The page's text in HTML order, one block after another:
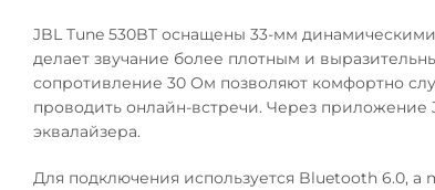
JBL Tune 530BT оснащены 33-мм
делает звучание более плотным и
сопротивление 30 Ом позволяют комфортно
проводить онлайн-встречи. Через
эквалайзера.
Для подключения используется Bluetooth 6.0,